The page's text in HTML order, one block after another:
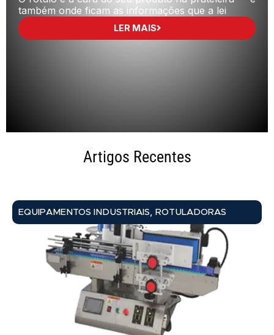
também onde ficam as informações que a lei
LER MAIS
Artigos Recentes
EQUIPAMENTOS INDUSTRIAIS, ROTULADORAS